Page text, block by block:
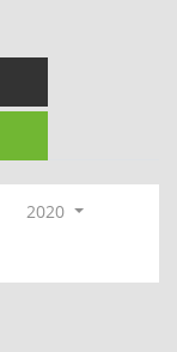
2020